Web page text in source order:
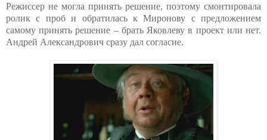
Режиссер не могла принять решение, поэтому смонтировала
ролик с проб и обратилась к Миронову с предложением
самому принять решение – брать Яковлеву в проект или нет.
Андрей Александрович сразу дал согласие.